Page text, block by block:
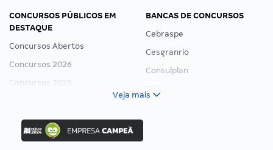
CONCURSOS PÚBLICOS EM
DESTAQUE
Concursos Abertos
Concursos 2026
Concursos 2025
Concurso Ibama
Concurso MPU
BANCAS DE CONCURSOS
Cebraspe
Cesgranrio
Consulplan
Veja mais